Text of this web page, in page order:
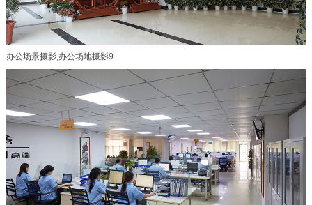
办公场景摄影,办公场地摄影9